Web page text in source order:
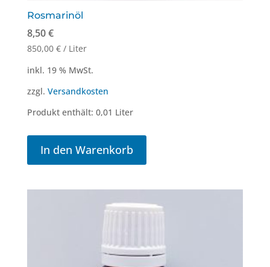
Rosmarinöl
8,50€
850,00 €/ Liter
inkl. 19 % MwSt.
zzgl. Versandkosten
Produkt enthält: 0,01 Liter
In den Warenkorb